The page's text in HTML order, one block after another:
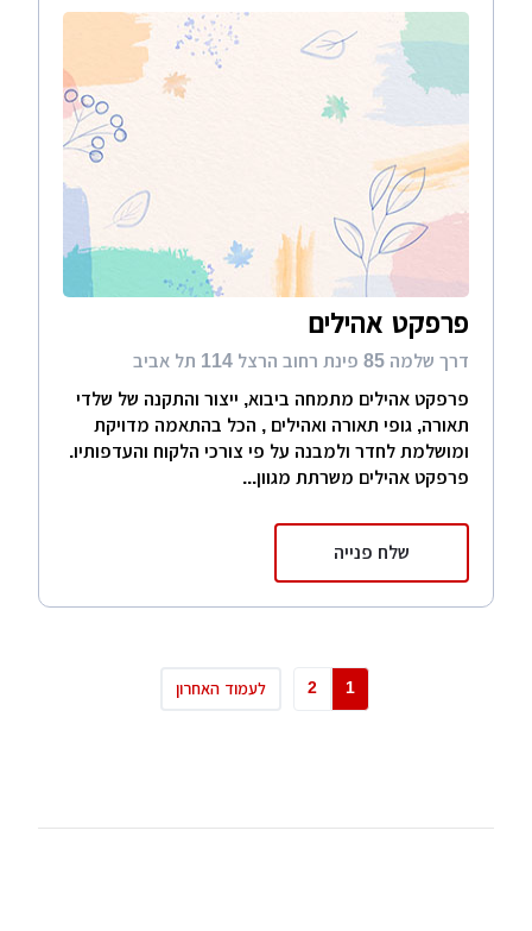
פרפקט אהילים
דרך שלמה 85 פינת רחוב הרצל 114 תל אביב
פרפקט אהילים מתמחה ביבוא, ייצור והתקנה של שלדי
תאורה, גופי תאורה ואהילים , הכל בהתאמה מדויקת
ומושלמת לחדר ולמבנה על פי צורכי הלקוח והעדפותיו.
פרפקט אהילים משרתת מגוון...
שלח פנייה
1
2 לעמוד האחרון